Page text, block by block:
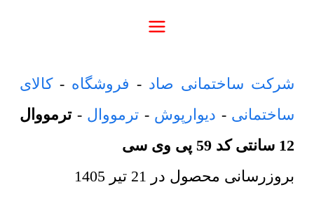
شرکت ساختمانی صاد - فروشگاه -کالای
ساختمانی - دیوارپوش - ترمووال -ترمووال
12 سانتی کد 59 پی وی سی
بروزرسانی محصول در 21 تیر 1405